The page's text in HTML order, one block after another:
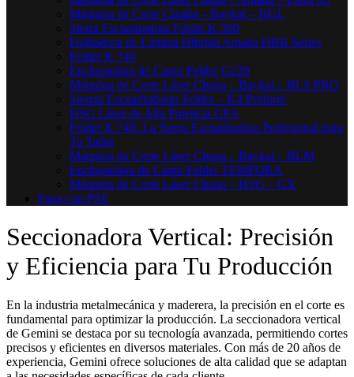
Máquina de Corte Cizalla – Baykal – HGL
Sierra Escuadradora Felder K 500
Dobladora de Lámina Híbrida Amada HRB Series
Felder K 740
Enchapadora de Canto Felder G220
Máquina de Corte Láser Chapa – Baykal – BLS PRO
Sierras Escuadradoras Felder – K4 Perform
HSG Láser de Alta Potencia GFA
Felder K 740: La Sierra Escuadradora Profesional para
Tu Taller
Máquina de Corte Láser Chapa – Baykal – BLM
Enchapadora de Canto Felder TEMPORA
Máquina de Corte Láser Chapa – HSG – GX
Paga con PSE
Seccionadora Vertical: Precisión
y Eficiencia para Tu Producción
En la industria metalmecánica y maderera, la precisión en el corte es
fundamental para optimizar la producción. La seccionadora vertical
de Gemini se destaca por su tecnología avanzada, permitiendo cortes
precisos y eficientes en diversos materiales. Con más de 20 años de
experiencia, Gemini ofrece soluciones de alta calidad que se adaptan